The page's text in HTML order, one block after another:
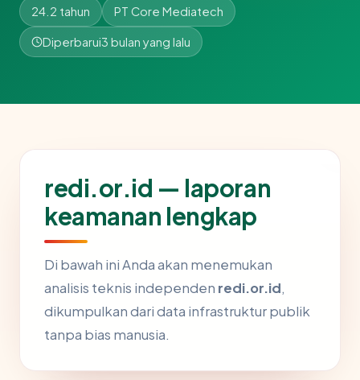
24.2 tahun PT Core Mediatech
Diperbarui3 bulan yang lalu
redi.or.id — laporan
keamanan lengkap
Di bawah ini Anda akan menemukan
analisis teknis independen redi.or.id,
dikumpulkan dari data infrastruktur publik
tanpa bias manusia.